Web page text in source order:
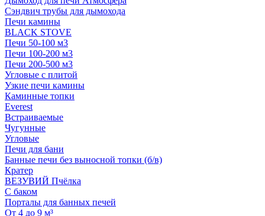
Сэндвич трубы для дымохода
Печи камины
BLACK STOVE
Печи 50-100 м3
Печи 100-200 м3
Печи 200-500 м3
Угловые с плитой
Узкие печи камины
Каминные топки
Everest
Встраиваемые
Чугунные
Угловые
Печи для бани
Банные печи без выносной топки (б/в)
Кратер
ВЕЗУВИЙ Пчёлка
С баком
Порталы для банных печей
От 4 до 9 м³